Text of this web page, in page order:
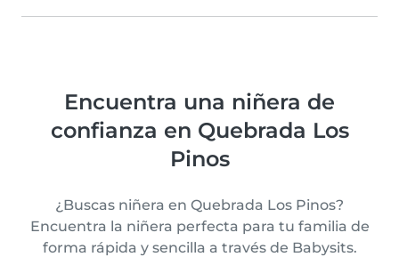
Encuentra una niñera de
confianza en Quebrada Los
Pinos
¿Buscas niñera en Quebrada Los Pinos?
Encuentra la niñera perfecta para tu familia de
forma rápida y sencilla a través de Babysits.